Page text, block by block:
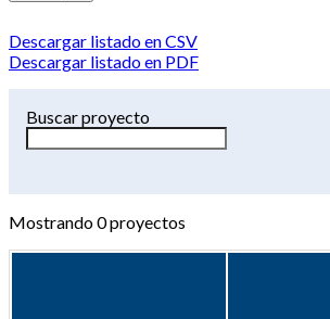
Descargar listado en CSV
Descargar listado en PDF
Buscar proyecto
Mostrando0proyectos